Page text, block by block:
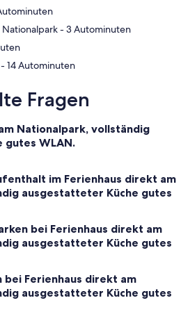
Stube - ‬16 Autominuten
‪Gemünder Brauhaus am Nationalpark - ‬3 Autominuten
‪Gastronomie Vogelsang - ‬14 Autominuten
Fragen
Nationalpark, vollständig
gutes WLAN.
im Ferienhaus direkt am
ausgestatteter Küche gutes
bei Ferienhaus direkt am
ausgestatteter Küche gutes
bei Ferienhaus direkt am
ausgestatteter Küche gutes